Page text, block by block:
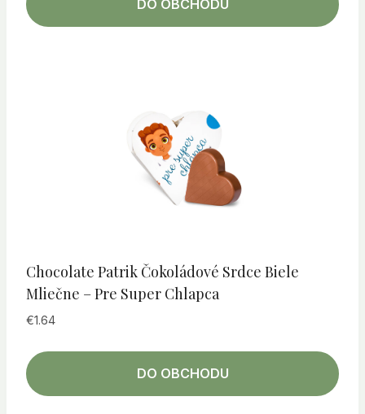
DO OBCHODU
Chocolate Patrik Čokoládové Srdce Biele
Mliečne – Pre Super Chlapca
€1.64
DO OBCHODU